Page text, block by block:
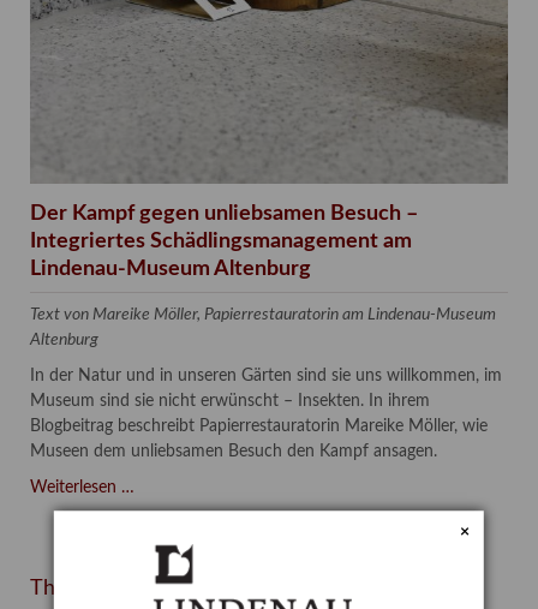
Der Kampf gegen unliebsamen Besuch –
Integriertes Schädlingsmanagement am
Lindenau-Museum Altenburg
Text von Mareike Möller, Papierrestauratorin am Lindenau-Museum
Altenburg
In der Natur und in unseren Gärten sind sie uns willkommen, im
Museum sind sie nicht erwünscht – Insekten. In ihrem
Blogbeitrag beschreibt Papierrestauratorin Mareike Möller, wie
Museen dem unliebsamen Besuch den Kampf ansagen.
Weiterlesen …Der
Kampf
unliebsamen
Besuch
Themen
×